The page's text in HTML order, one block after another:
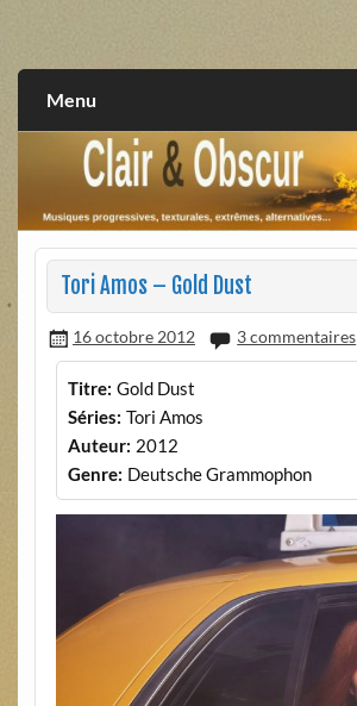
extrêmes, alternatives, texturales
Menu
Tori Amos – Gold Dust
16 octobre 2012 3 commentaires
Titre: Gold Dust
Séries: Tori Amos
Auteur: 2012
Genre: Deutsche Grammophon